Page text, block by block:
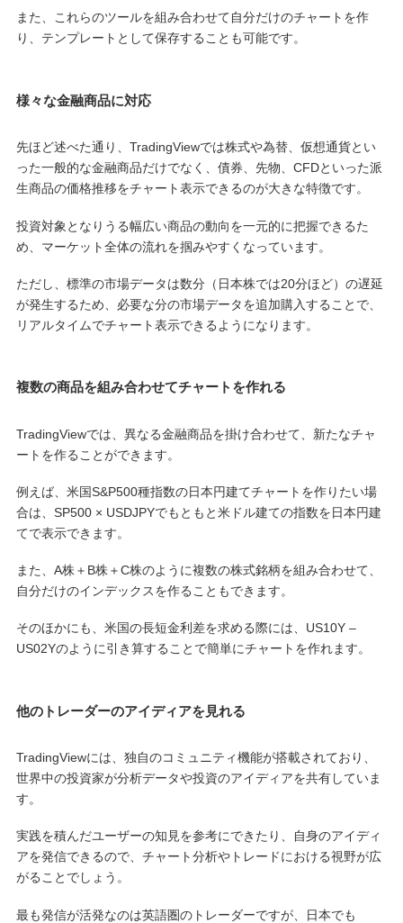
また、これらのツールを組み合わせて自分だけのチャートを作
り、テンプレートとして保存することも可能です。
様々な金融商品に対応
先ほど述べた通り、TradingViewでは株式や為替、仮想通貨とい
った一般的な金融商品だけでなく、債券、先物、CFDといった派
生商品の価格推移をチャート表示できるのが大きな特徴です。
投資対象となりうる幅広い商品の動向を一元的に把握できるた
め、マーケット全体の流れを掴みやすくなっています。
ただし、標準の市場データは数分（日本株では20分ほど）の遅延
が発生するため、必要な分の市場データを追加購入することで、
リアルタイムでチャート表示できるようになります。
複数の商品を組み合わせてチャートを作れる
TradingViewでは、異なる金融商品を掛け合わせて、新たなチャ
ートを作ることができます。
例えば、米国S&P500種指数の日本円建てチャートを作りたい場
合は、SP500 × USDJPYでもともと米ドル建ての指数を日本円建
てで表示できます。
また、A株＋B株＋C株のように複数の株式銘柄を組み合わせて、
自分だけのインデックスを作ることもできます。
そのほかにも、米国の長短金利差を求める際には、US10Y –
US02Yのように引き算することで簡単にチャートを作れます。
他のトレーダーのアイディアを見れる
TradingViewには、独自のコミュニティ機能が搭載されており、
世界中の投資家が分析データや投資のアイディアを共有していま
す。
実践を積んだユーザーの知見を参考にできたり、自身のアイディ
アを発信できるので、チャート分析やトレードにおける視野が広
がることでしょう。
最も発信が活発なのは英語圏のトレーダーですが、日本でも